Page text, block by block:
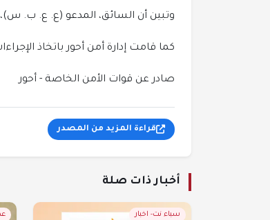
وتبين أن السائق، المدعو (ع. ع. ب. س)،
كما قامت إدارة أمن أحور باتخاذ
صادر عن قوات الأمن الخاصة - أحور
قراءة المزيد من المصدر
أخبار ذات صلة
سباء نت- اخبار